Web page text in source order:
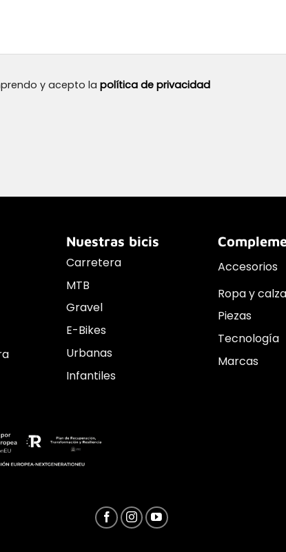
y acepto la política de privacidad
Nuestras bicis
Carretera
MTB
Gravel
E-Bikes
Urbanas
Infantiles
Accesorios
Ropa y
Piezas
Tecnología
Marcas